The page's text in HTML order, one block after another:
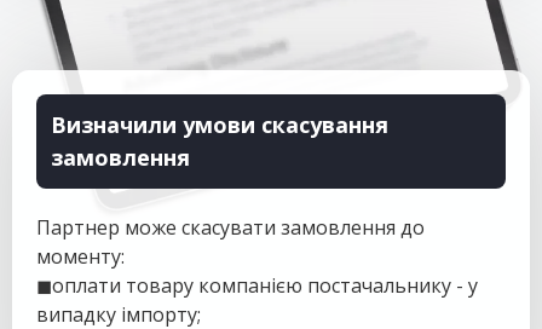
Визначили умови скасування
замовлення
Партнер може скасувати замовлення до
моменту:
◼оплати товару компанією постачальнику - у
випадку імпорту;